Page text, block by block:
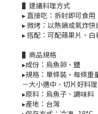
▌建議料理方式
▸ 直接吃：拆封即可食
▸ 微烤：以熱鍋或氣炸
▸ 搭配：可配蘋果片、
▌商品規格
▸成份：烏魚卵、鹽
▸規格：單條裝，每條重
－大小適中、切片好料
▸原料：烏魚子、調味料
▸產地：台灣